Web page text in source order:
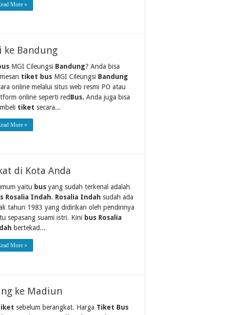
More »
ke Bandung
MGI Cileungsi Bandung? Anda bisa
tiket busMGI Cileungsi Bandung
online melalui situs web resmi PO atau
online seperti redBus. Anda juga bisa
tiket secara...
More »
di Kota Anda
yaitu busyang sudah terkenal adalah
Rosalia Indah. Rosalia Indah sudah ada
tahun 1983 yang didirikan oleh pendirinya
sepasang suami istri. Kini bus Rosalia
bertekad...
More »
ke Madiun
sebelum berangkat. Harga Tiket Bus